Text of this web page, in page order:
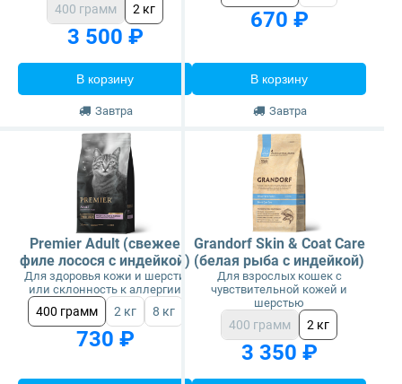
400 грамм 2 кг
3 500 ₽
В корзину
Завтра
670 ₽
В корзину
Завтра
Premier Adult (свежее
филе лосося с индейкой)
Для здоровья кожи и шерсти
или склонность к аллергии
400 грамм 2 кг 8 кг
730 ₽
Grandorf Skin & Coat Care
(белая рыба с индейкой)
Для взрослых кошек с
чувствительной кожей и
шерстью
400 грамм 2 кг
3 350 ₽